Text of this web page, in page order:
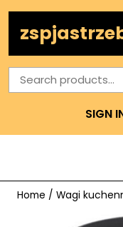
content
Search
for:
SIGN
Home / Wagi